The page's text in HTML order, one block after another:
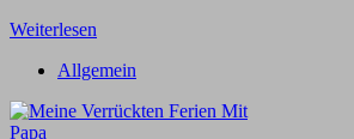
Weiterlesen
Allgemein